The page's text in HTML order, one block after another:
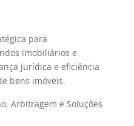
para
imobiliários e
jurídica e eficiência
bens imóveis.
Arbitragem e Soluções